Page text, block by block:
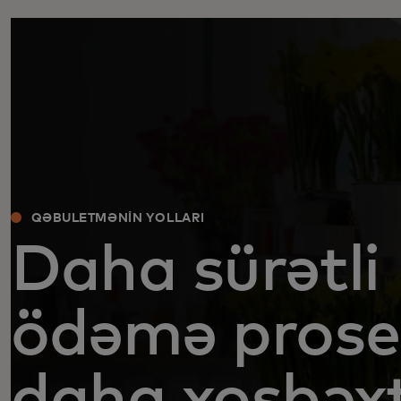
QƏBULETMƏNIN YOLLARI
Daha sürətli
ödəmə